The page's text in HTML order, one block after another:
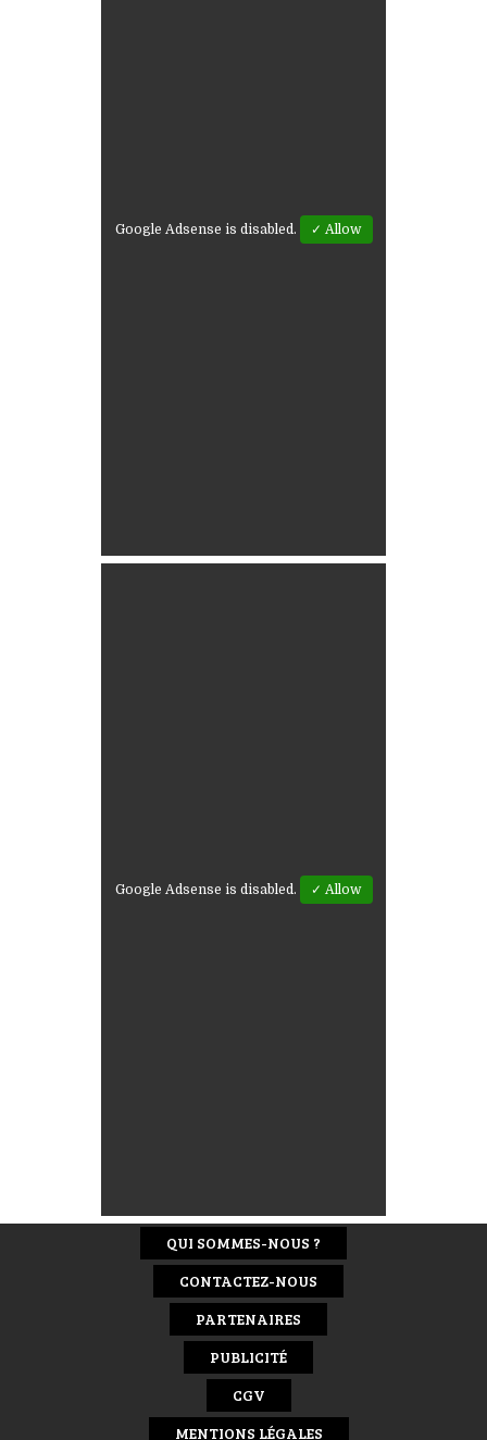
Google Adsense is disabled. ✓ Allow
Google Adsense is disabled. ✓ Allow
QUI SOMMES-NOUS ?
CONTACTEZ-NOUS
PARTENAIRES
PUBLICITÉ
CGV
MENTIONS LÉGALES